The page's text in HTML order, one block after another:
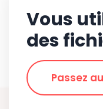
Vous
des
Passez